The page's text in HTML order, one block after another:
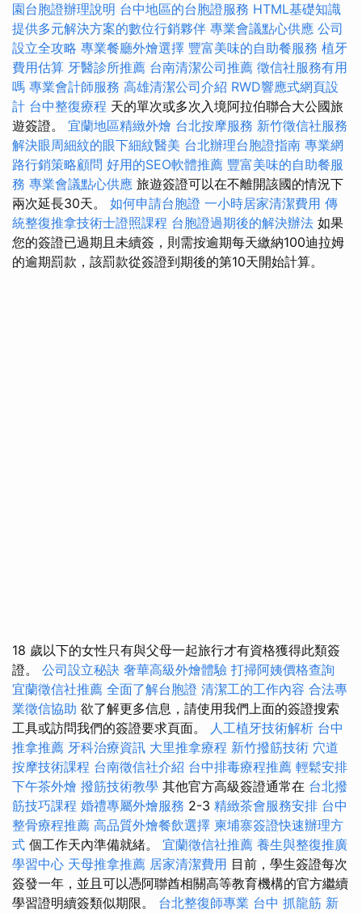
園台胞證辦理說明 台中地區的台胞證服務 HTML基礎知識
提供多元解決方案的數位行銷夥伴 專業會議點心供應 公司
設立全攻略 專業餐廳外燴選擇 豐富美味的自助餐服務 植牙
費用估算 牙醫診所推薦 台南清潔公司推薦 徵信社服務有用
嗎 專業會計師服務 高雄清潔公司介紹 RWD響應式網頁設
計 台中整復療程 天的單次或多次入境阿拉伯聯合大公國旅
遊簽證。 宜蘭地區精緻外燴 台北按摩服務 新竹徵信社服務
解決眼周細紋的眼下細紋醫美 台北辦理台胞證指南 專業網
路行銷策略顧問 好用的SEO軟體推薦 豐富美味的自助餐服
務 專業會議點心供應 旅遊簽證可以在不離開該國的情況下
兩次延長30天。 如何申請台胞證 一小時居家清潔費用 傳
統整復推拿技術士證照課程 台胞證過期後的解決辦法 如果
您的簽證已過期且未續簽，則需按逾期每天繳納100迪拉姆
的逾期罰款，該罰款從簽證到期後的第10天開始計算。
18 歲以下的女性只有與父母一起旅行才有資格獲得此類簽
證。 公司設立秘訣 奢華高級外燴體驗 打掃阿姨價格查詢
宜蘭徵信社推薦 全面了解台胞證 清潔工的工作內容 合法專
業徵信協助 欲了解更多信息，請使用我們上面的簽證搜索
工具或訪問我們的簽證要求頁面。 人工植牙技術解析 台中
推拿推薦 牙科治療資訊 大里推拿療程 新竹撥筋技術 穴道
按摩技術課程 台南徵信社介紹 台中排毒療程推薦 輕鬆安排
下午茶外燴 撥筋技術教學 其他官方高級簽證通常在 台北撥
筋技巧課程 婚禮專屬外燴服務 2-3 精緻茶會服務安排 台中
整骨療程推薦 高品質外燴餐飲選擇 柬埔寨簽證快速辦理方
式 個工作天內準備就緒。 宜蘭徵信社推薦 養生與整復推廣
學習中心 天母推拿推薦 居家清潔費用 目前，學生簽證每次
簽發一年，並且可以憑阿聯酋相關高等教育機構的官方繼續
學習證明續簽類似期限。 台北整復師專業 台中 抓龍筋 新